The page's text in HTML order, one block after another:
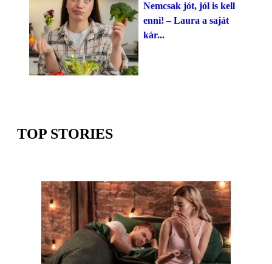
Nemcsak jót, jól is kell
enni! – Laura a saját
kár...
TOP STORIES